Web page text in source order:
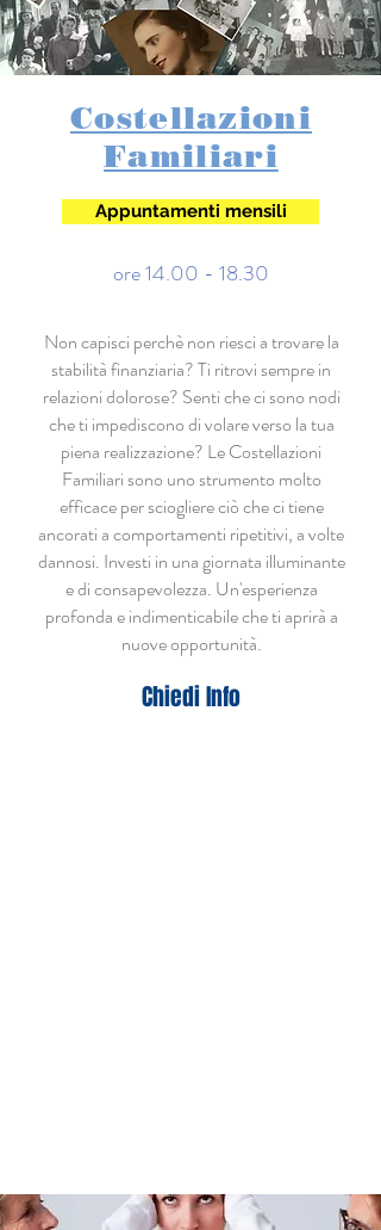
Costellazioni
Familiari
Appuntamenti mensili
ore 14.00 - 18.30
Non capisci perchè non riesci a trovare la
stabilità finanziaria? Ti ritrovi sempre in
relazioni dolorose? Senti che ci sono nodi
che ti impediscono di volare verso la tua
piena realizzazione? Le Costellazioni
Familiari sono uno strumento molto
efficace per sciogliere ciò che ci tiene
ancorati a comportamenti ripetitivi, a volte
dannosi. Investi in una giornata illuminante
e di consapevolezza. Un'esperienza
profonda e indimenticabile che ti aprirà a
nuove opportunità.
Chiedi Info